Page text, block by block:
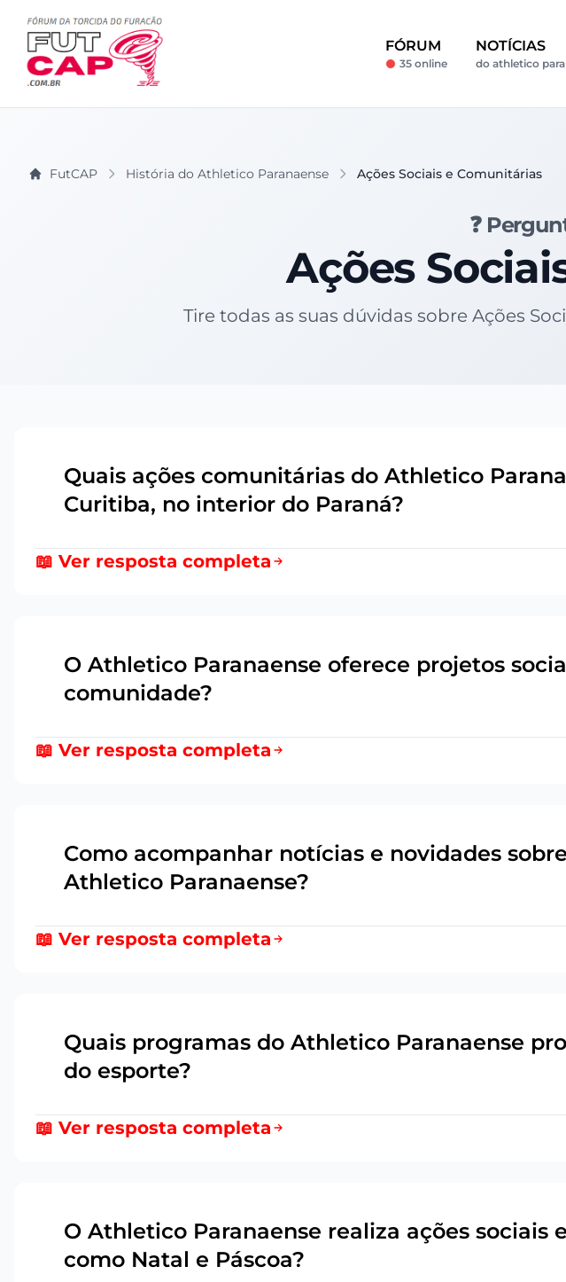
FÓRUM
35 online
NOTÍCIAS
do athletico
FutCAP História do Athletico Paranaense Ações Sociais e Comunitárias
❓
Ações
Tire todas as suas dúvidas sobre Ações
Quais ações comunitárias do Athletico
Curitiba, no interior do Paraná?
📖 Ver resposta completa
O Athletico Paranaense oferece projetos
comunidade?
📖 Ver resposta completa
Como acompanhar notícias e novidades
Athletico Paranaense?
📖 Ver resposta completa
Quais programas do Athletico Paranaense
do esporte?
📖 Ver resposta completa
O Athletico Paranaense realiza ações sociais
como Natal e Páscoa?